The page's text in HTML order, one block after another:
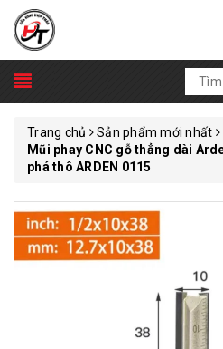
Trang chủ
Sản phẩm mới nhất
Mũi phay CNC gỗ thẳng dài
phá thô ARDEN 0115